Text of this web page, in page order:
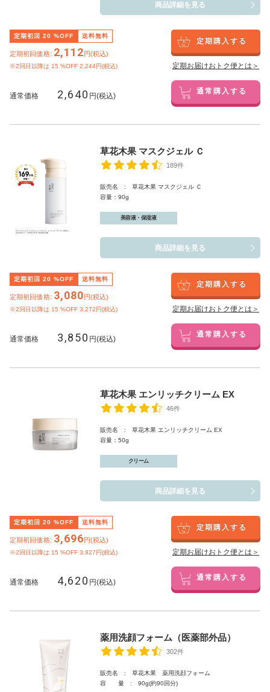
商品詳細を見る
定期初回 20 %OFF 送料無料
定期初回価格: 2,112円(税込)
※2回目以降は 15 %OFF 2,244円(税込)
定期購入する
定期お届けおトク便とは＞
通常価格 2,640 円(税込) 通常購入する
草花木果 マスクジェル Ｃ
189件
販売名 : 草花木果 マスクジェル Ｃ
容量：90g
美容液・保湿液
商品詳細を見る
定期初回 20 %OFF 送料無料
定期初回価格: 3,080円(税込)
※2回目以降は 15 %OFF 3,272円(税込)
定期購入する
定期お届けおトク便とは＞
通常価格 3,850 円(税込) 通常購入する
草花木果 エンリッチクリーム EX
46件
販売名 : 草花木果 エンリッチクリーム EX
容量：50g
クリーム
商品詳細を見る
定期初回 20 %OFF 送料無料
定期初回価格: 3,696円(税込)
※2回目以降は 15 %OFF 3,927円(税込)
定期購入する
定期お届けおトク便とは＞
通常価格 4,620 円(税込) 通常購入する
薬用洗顔フォーム（医薬部外品）
302件
販売名 : 草花木果 薬用洗顔フォーム
容 量 : 90g(約90回分)